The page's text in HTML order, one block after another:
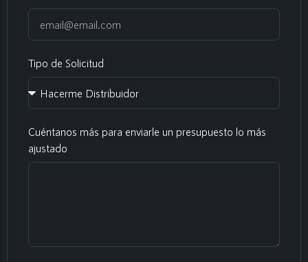
Tipo de Solicitud
Cuéntanos más para enviarle un presupuesto lo más
ajustado